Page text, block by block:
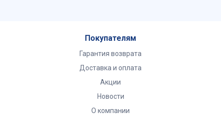
Покупателям
Гарантия возврата
Доставка и оплата
Акции
Новости
О компании